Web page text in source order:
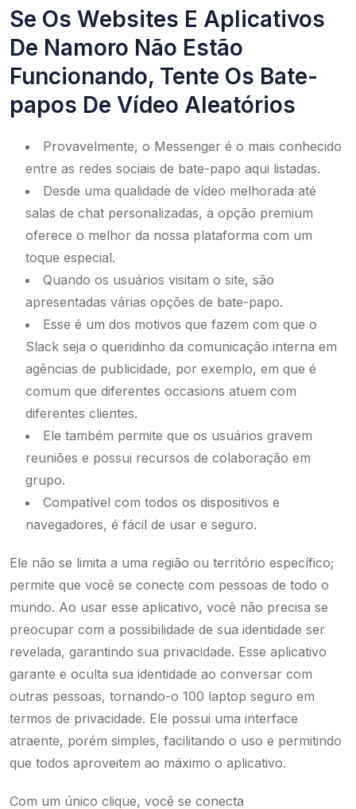
Se Os Websites E Aplicativos
De Namoro Não Estão
Funcionando, Tente Os Bate-
papos De Vídeo Aleatórios
Provavelmente, o Messenger é o mais conhecido
entre as redes sociais de bate-papo aqui listadas.
Desde uma qualidade de vídeo melhorada até
salas de chat personalizadas, a opção premium
oferece o melhor da nossa plataforma com um
toque especial.
Quando os usuários visitam o site, são
apresentadas várias opções de bate-papo.
Esse é um dos motivos que fazem com que o
Slack seja o queridinho da comunicação interna em
agências de publicidade, por exemplo, em que é
comum que diferentes occasions atuem com
diferentes clientes.
Ele também permite que os usuários gravem
reuniões e possui recursos de colaboração em
grupo.
Compatível com todos os dispositivos e
navegadores, é fácil de usar e seguro.
Ele não se limita a uma região ou território específico;
permite que você se conecte com pessoas de todo o
mundo. Ao usar esse aplicativo, você não precisa se
preocupar com a possibilidade de sua identidade ser
revelada, garantindo sua privacidade. Esse aplicativo
garante e oculta sua identidade ao conversar com
outras pessoas, tornando-o 100 laptop seguro em
termos de privacidade. Ele possui uma interface
atraente, porém simples, facilitando o uso e permitindo
que todos aproveitem ao máximo o aplicativo.
Com um único clique, você se conecta